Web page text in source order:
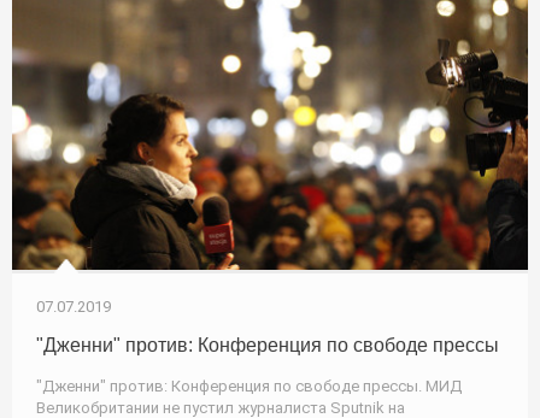
07.07.2019
"Дженни" против: Конференция по свободе прессы
"Дженни" против: Конференция по свободе прессы. МИД
Великобритании не пустил журналиста Sputnik на